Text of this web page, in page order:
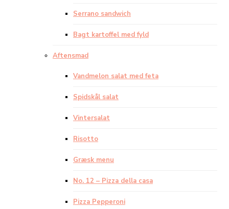
Serrano sandwich
Bagt kartoffel med fyld
Aftensmad
Vandmelon salat med feta
Spidskål salat
Vintersalat
Risotto
Græsk menu
No. 12 – Pizza della casa
Pizza Pepperoni